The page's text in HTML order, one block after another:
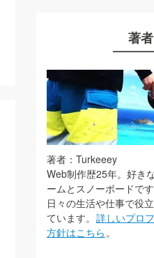
著者
著者：Turkeeey
Web制作歴25年。好き
ームとスノーボードで
日々の生活や仕事で役
ています。 詳しいプロ
方針はこちら 。